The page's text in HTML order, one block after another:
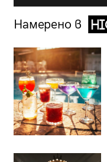
Намерено в